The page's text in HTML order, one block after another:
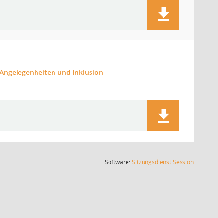
und Inklusion
Software:SitzungsdienstSession(Wird in